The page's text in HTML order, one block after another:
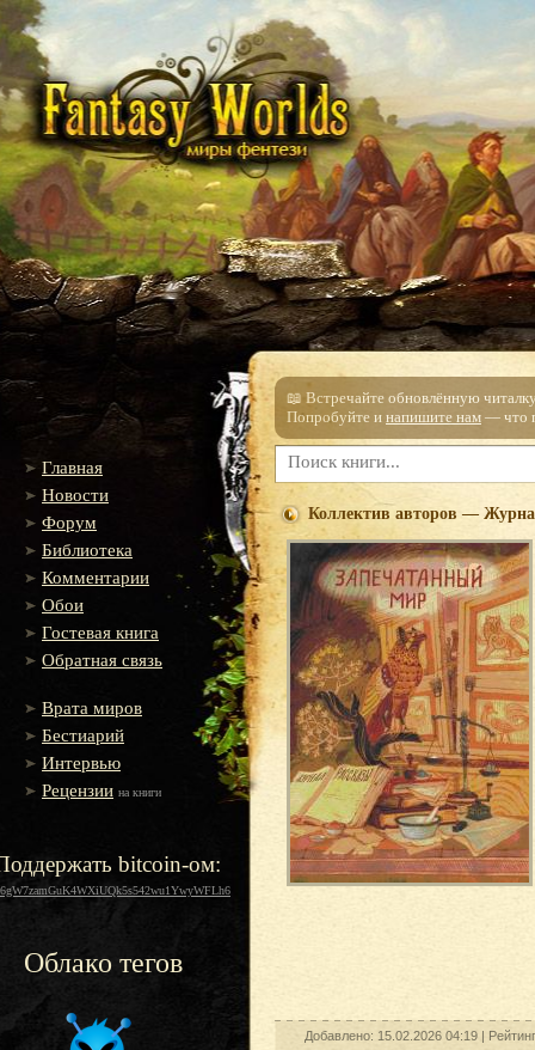
Главная
Новости
Форум
Библиотека
Комментарии
Обои
Гостевая книга
Обратная связь
Врата миров
Бестиарий
Интервью
Рецензии на книги
bitcoin-ом:
Облако тегов
📖 Встречайте обновлённую
Попробуйте и напишите нам — что
Коллектив авторов —
Добавлено: 15.02.2026 04:19 |